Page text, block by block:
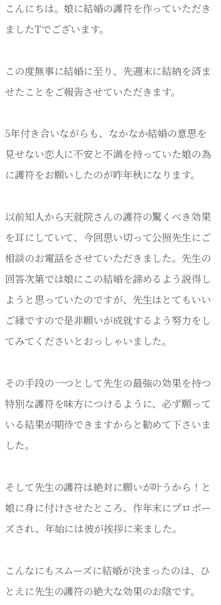
こんにちは。娘に結婚の護符を作っていただき
ましたTでございます。
この度無事に結婚に至り、先週末に結納を済ま
せたことをご報告させていただきます。
5年付き合いながらも、なかなか結婚の意思を
見せない恋人に不安と不満を持っていた娘の為
に護符をお願いしたのが昨年秋になります。
以前知人から天就院さんの護符の驚くべき効果
を耳にしていて、今回思い切って公照先生にご
相談のお電話をさせていただきました。先生の
回答次第では娘にこの結婚を諦めるよう説得し
ようと思っていたのですが、先生はとてもいい
ご縁ですので是非願いが成就するよう努力をし
てみてくださいとおっしゃいました。
その手段の一つとして先生の最強の効果を持つ
特別な護符を味方につけるように、必ず願って
いる結果が期待できますからと勧めて下さいま
した。
そして先生の護符は絶対に願いが叶うから！と
娘に身に付けさせたところ、作年末にプロポー
ズされ、年始には彼が挨拶に来ました。
こんなにもスムーズに結婚が決まったのは、ひ
とえに先生の護符の絶大な効果のお陰です。